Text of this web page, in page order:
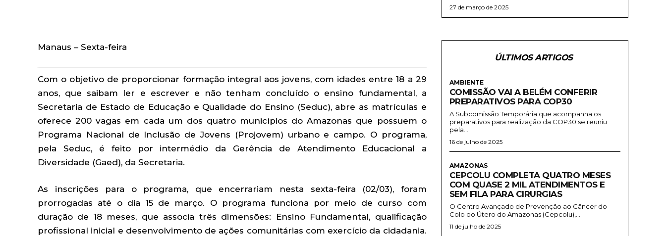
27 de março de 2025
Manaus – Sexta-feira
Com o objetivo de proporcionar formação integral aos jovens, com idades entre 18 a 29
anos, que saibam ler e escrever e não tenham concluído o ensino fundamental, a
Secretaria de Estado de Educação e Qualidade do Ensino (Seduc), abre as matrículas e
oferece 200 vagas em cada um dos quatro municípios do Amazonas que possuem o
Programa Nacional de Inclusão de Jovens (Projovem) urbano e campo. O programa,
pela Seduc, é feito por intermédio da Gerência de Atendimento Educacional a
Diversidade (Gaed), da Secretaria.
As inscrições para o programa, que encerrariam nesta sexta-feira (02/03), foram
prorrogadas até o dia 15 de março. O programa funciona por meio de curso com
duração de 18 meses, que associa três dimensões: Ensino Fundamental, qualificação
profissional inicial e desenvolvimento de ações comunitárias com exercício da cidadania.
ÚLTIMOS ARTIGOS
AMBIENTE
COMISSÃO VAI A BELÉM CONFERIR
PREPARATIVOS PARA COP30
A Subcomissão Temporária que acompanha os
preparativos para realização da COP30 se reuniu
pela...
16 de julho de 2025
AMAZONAS
CEPCOLU COMPLETA QUATRO MESES
COM QUASE 2 MIL ATENDIMENTOS E
SEM FILA PARA CIRURGIAS
O Centro Avançado de Prevenção ao Câncer do
Colo do Útero do Amazonas (Cepcolu),...
11 de julho de 2025